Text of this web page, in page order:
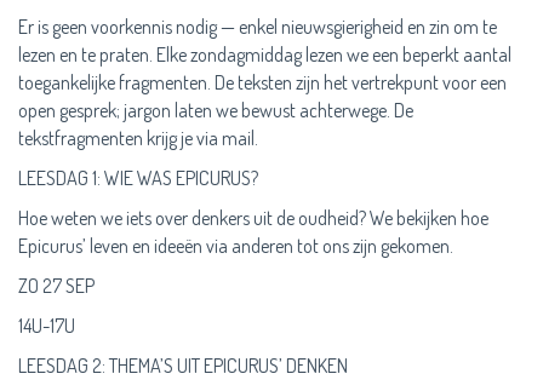
Er is geen voorkennis nodig — enkel nieuwsgierigheid en zin om te
lezen en te praten. Elke zondagmiddag lezen we een beperkt aantal
toegankelijke fragmenten. De teksten zijn het vertrekpunt voor een
open gesprek; jargon laten we bewust achterwege. De
tekstfragmenten krijg je via mail.
LEESDAG 1: WIE WAS EPICURUS?
Hoe weten we iets over denkers uit de oudheid? We bekijken hoe
Epicurus’ leven en ideeën via anderen tot ons zijn gekomen.
ZO 27 SEP
14U-17U
LEESDAG 2: THEMA’S UIT EPICURUS’ DENKEN